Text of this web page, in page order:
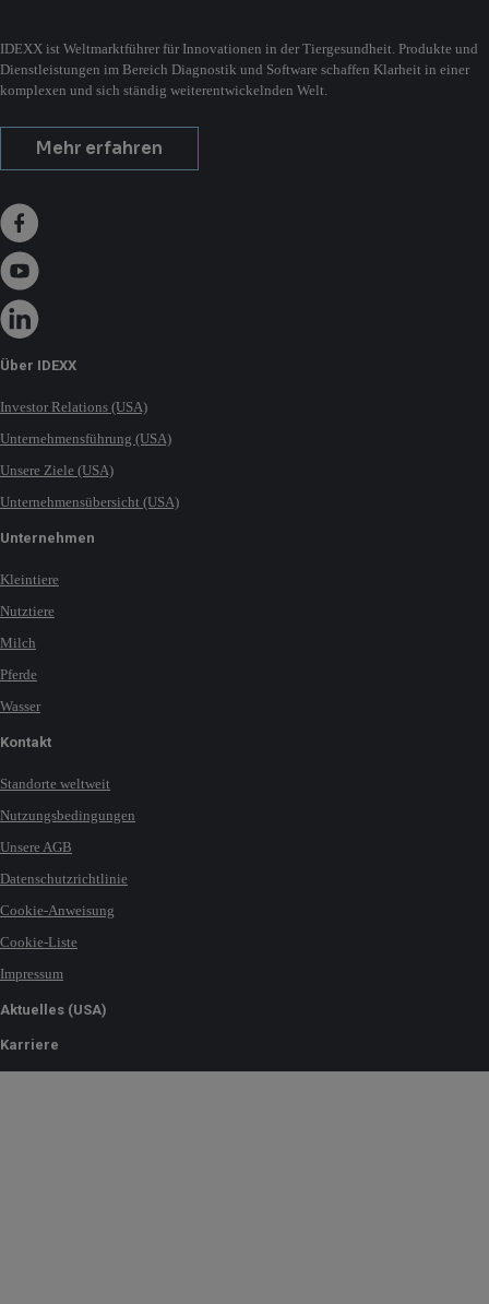
IDEXX ist Weltmarktführer für Innovationen in der Tiergesundheit. Produkte und
Dienstleistungen im Bereich Diagnostik und Software schaffen Klarheit in einer
komplexen und sich ständig weiterentwickelnden Welt.
Mehr erfahren
Über IDEXX
Investor Relations (USA)
Unternehmensführung (USA)
Unsere Ziele (USA)
Unternehmensübersicht (USA)
Unternehmen
Kleintiere
Nutztiere
Milch
Pferde
Wasser
Kontakt
Standorte weltweit
Nutzungsbedingungen
Unsere AGB
Datenschutzrichtlinie
Cookie-Anweisung
Cookie-Liste
Impressum
Aktuelles (USA)
Karriere